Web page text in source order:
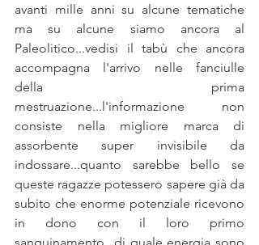
avanti mille anni su alcune tematiche
ma su alcune siamo ancora al
Paleolitico...vedisi il tabù che ancora
accompagna l'arrivo nelle fanciulle
della prima
mestruazione...l'informazione non
consiste nella migliore marca di
assorbente super invisibile da
indossare...quanto sarebbe bello se
queste ragazze potessero sapere già da
subito che enorme potenziale ricevono
in dono con il loro primo
sanguinamento...di quale energia sono